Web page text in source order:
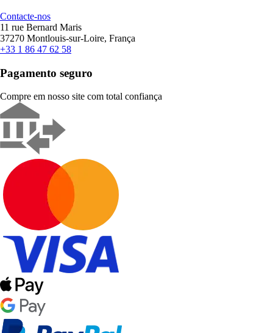
Contacte-nos
11 rue Bernard Maris
37270 Montlouis-sur-Loire, França
+33 1 86 47 62 58
Pagamento seguro
Compre em nosso site com total confiança